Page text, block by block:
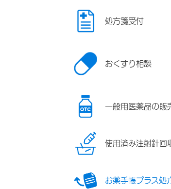
処方箋受付
おくすり相談
一般用医薬品の販
使用済み注射針回
お薬手帳プラス処